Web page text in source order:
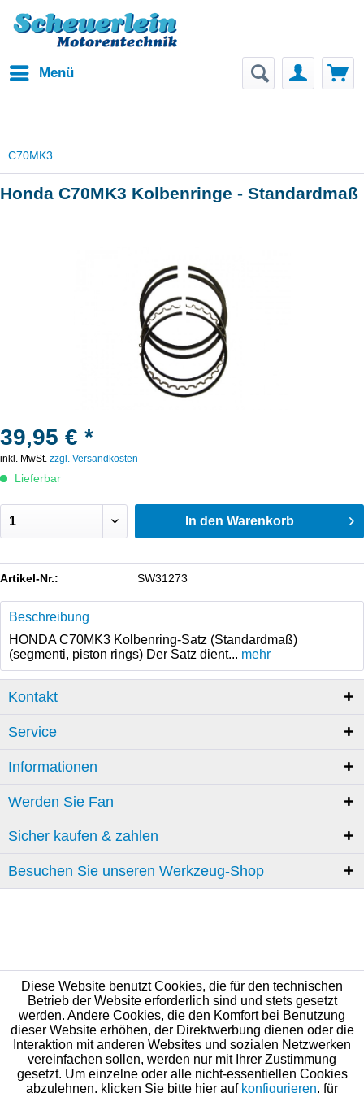
Menü
C70MK3
Honda C70MK3 Kolbenringe - Standardmaß
39,95 € *
inkl. MwSt. zzgl. Versandkosten
Lieferbar
In den Warenkorb
Artikel-Nr.: SW31273
Beschreibung
HONDA C70MK3 Kolbenring-Satz (Standardmaß)
(segmenti, piston rings) Der Satz dient... mehr
Kontakt
Service
Informationen
Werden Sie Fan
Sicher kaufen & zahlen
Besuchen Sie unseren Werkzeug-Shop
Diese Website benutzt Cookies, die für den technischen
Betrieb der Website erforderlich sind und stets gesetzt
werden. Andere Cookies, die den Komfort bei Benutzung
dieser Website erhöhen, der Direktwerbung dienen oder die
Interaktion mit anderen Websites und sozialen Netzwerken
vereinfachen sollen, werden nur mit Ihrer Zustimmung
gesetzt. Um einzelne oder alle nicht-essentiellen Cookies
abzulehnen, klicken Sie bitte hier auf konfigurieren, für